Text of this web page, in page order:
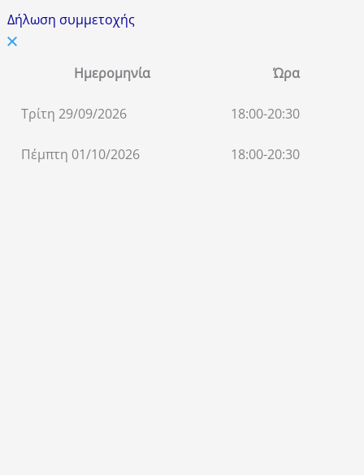
Δήλωση συμμετοχής
Ημερομηνία Ώρα
Τρίτη 29/09/2026 18:00-20:30
Πέμπτη 01/10/2026 18:00-20:30